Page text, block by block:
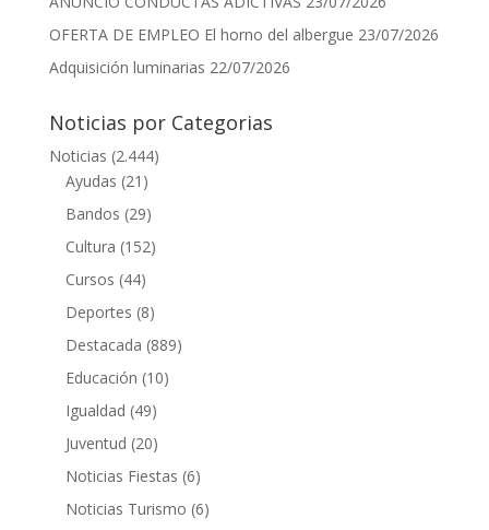
OFERTA DE EMPLEO El horno del albergue 23/07/2026
Adquisición luminarias 22/07/2026
Noticias por Categorias
Noticias (2.444)
Ayudas (21)
Bandos (29)
Cultura (152)
Cursos (44)
Deportes (8)
Destacada (889)
Educación (10)
Igualdad (49)
Juventud (20)
Noticias Fiestas (6)
Noticias Turismo (6)